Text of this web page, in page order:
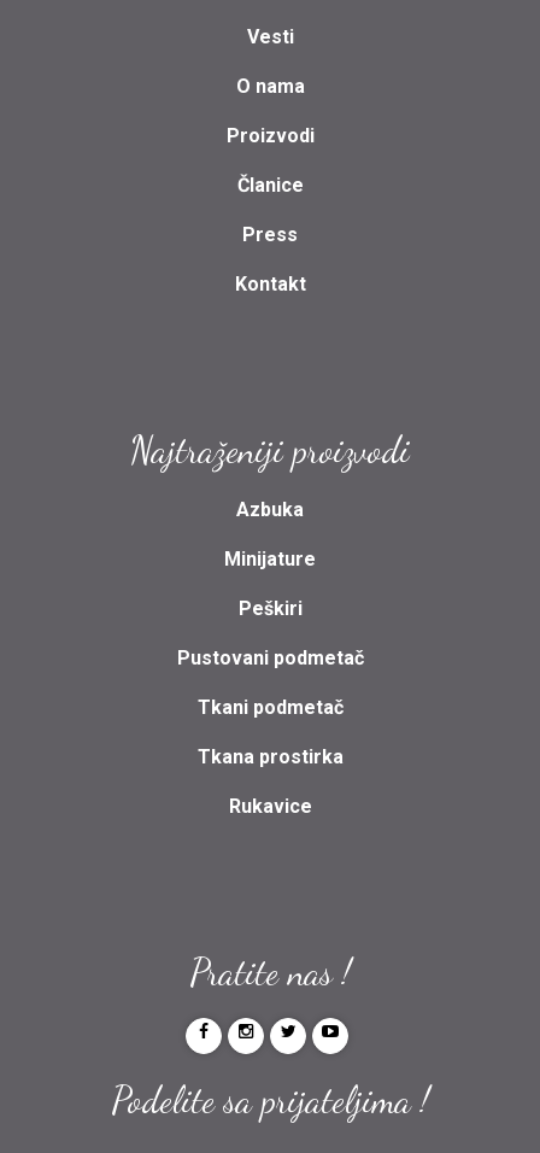
Vesti
O nama
Proizvodi
Članice
Press
Kontakt
Najtraženiji proizvodi
Azbuka
Minijature
Peškiri
Pustovani podmetač
Tkani podmetač
Tkana prostirka
Rukavice
Pratite nas !
Podelite sa prijateljima !